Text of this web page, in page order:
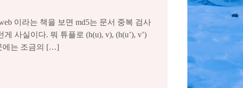
이라는 책을 보면 md5는 문서 중복 검사
사실이다. 뭐 튜플로 (h(u), v), (h(u’), v’)
에는 조금의 […]